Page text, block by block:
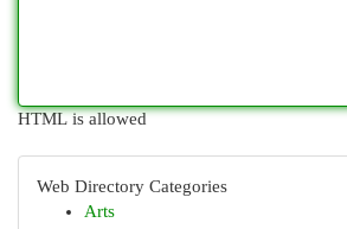
HTML is allowed
Web Directory Categories
Arts